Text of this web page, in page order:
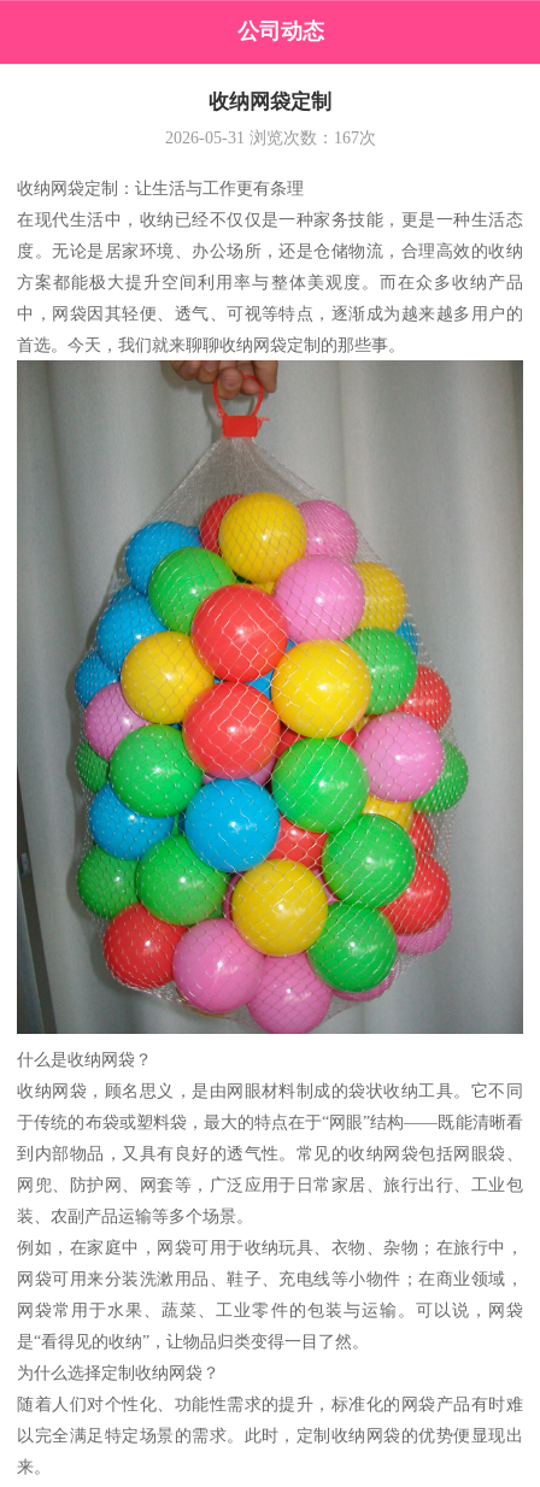
公司动态
收纳网袋定制
2026-05-31 浏览次数： 167次
收纳网袋定制：让生活与工作更有条理
在现代生活中，收纳已经不仅仅是一种家务技能，更是一种生活态
度。无论是居家环境、办公场所，还是仓储物流，合理高效的收纳
方案都能极大提升空间利用率与整体美观度。而在众多收纳产品
中，网袋因其轻便、透气、可视等特点，逐渐成为越来越多用户的
首选。今天，我们就来聊聊收纳网袋定制的那些事。
什么是收纳网袋？
收纳网袋，顾名思义，是由网眼材料制成的袋状收纳工具。它不同
于传统的布袋或塑料袋，最大的特点在于“网眼”结构——既能清晰看
到内部物品，又具有良好的透气性。常见的收纳网袋包括网眼袋、
网兜、防护网、网套等，广泛应用于日常家居、旅行出行、工业包
装、农副产品运输等多个场景。
例如，在家庭中，网袋可用于收纳玩具、衣物、杂物；在旅行中，
网袋可用来分装洗漱用品、鞋子、充电线等小物件；在商业领域，
网袋常用于水果、蔬菜、工业零件的包装与运输。可以说，网袋
是“看得见的收纳”，让物品归类变得一目了然。
为什么选择定制收纳网袋？
随着人们对个性化、功能性需求的提升，标准化的网袋产品有时难
以完全满足特定场景的需求。此时，定制收纳网袋的优势便显现出
来。